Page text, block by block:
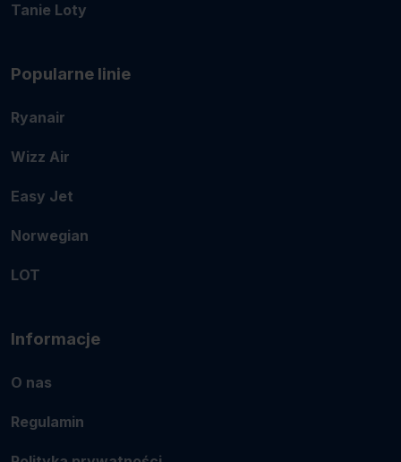
Tanie Loty
Popularne linie
Ryanair
Wizz Air
Easy Jet
Norwegian
LOT
Informacje
O nas
Regulamin